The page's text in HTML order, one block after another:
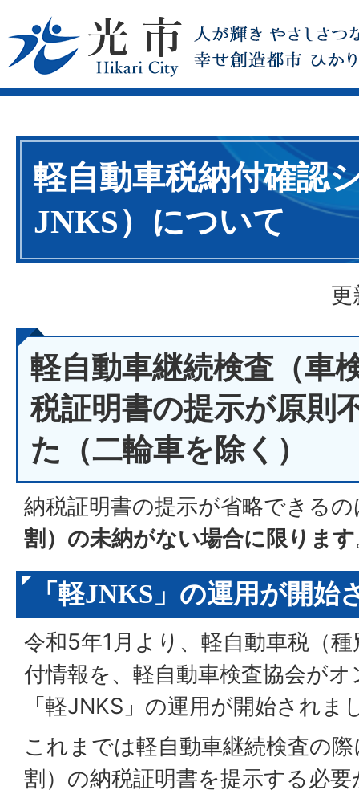
軽自動車税納付確認
JNKS）について
更
軽自動車継続検査（車
税証明書の提示が原則
た（二輪車を除く）
納税証明書の提示が省略できる
割）の未納がない場合に限ります
「軽JNKS」の運用が開始
令和5年1月より、軽自動車税（
付情報を、軽自動車検査協会が
「軽JNKS」の運用が開始されま
これまでは軽自動車継続検査の
割）の納税証明書を提示する必